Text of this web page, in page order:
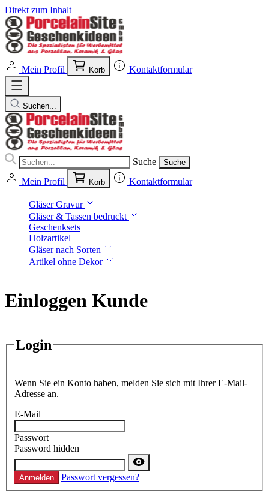
Direkt zum Inhalt
Mein Profil Korb Kontaktformular
Suchen...
Suche Suche
Mein Profil Korb Kontaktformular
Gläser Gravur
Gläser & Tassen bedruckt
Geschenksets
Holzartikel
Gläser nach Sorten
Artikel ohne Dekor
Einloggen Kunde
Login
Wenn Sie ein Konto haben, melden Sie sich mit Ihrer E-Mail-
Adresse an.
E-Mail
Passwort
Password hidden
Anmelden Passwort vergessen?